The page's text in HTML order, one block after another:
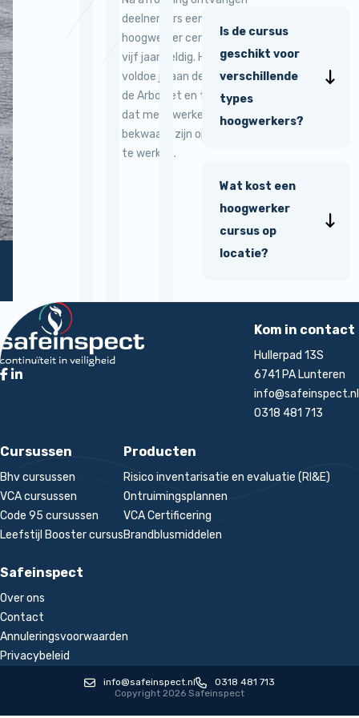
deelnemers een digitaal
hoogwerker certificaat,
vijf jaar geldig. Hiermee
voldoe je aan de eisen van
de Arbowet en toon je aan
dat medewerkers
bekwaam zijn op hoogte
te werken.
Is de cursus
geschikt voor
verschillende
types
hoogwerkers?
Wat kost een
hoogwerker
cursus op
locatie?
Terug naar de startpagina
Kom in contact
Hullerpad 13S
6741 PA Lunteren
info@safeinspect.nl
0318 481 713
Cursussen
Bhv cursussen
VCA cursussen
Code 95 cursussen
Leefstijl Booster cursus
Producten
Risico inventarisatie en evaluatie (RI&E)
Ontruimingsplannen
VCA Certificering
Brandblusmiddelen
Safeinspect
Over ons
Contact
Annuleringsvoorwaarden
Privacybeleid
Copyright 2026 Safeinspect
info@safeinspect.nl 0318 481 713